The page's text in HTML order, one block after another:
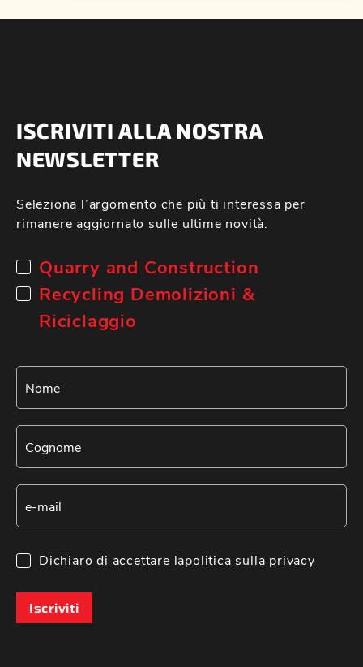
ISCRIVITI ALLA NOSTRA
NEWSLETTER
Seleziona l’argomento che più ti interessa per
rimanere aggiornato sulle ultime novità.
Quarry and Construction
Recycling Demolizioni &
Riciclaggio
Dichiaro di accettare lapolitica sulla privacy
Iscriviti